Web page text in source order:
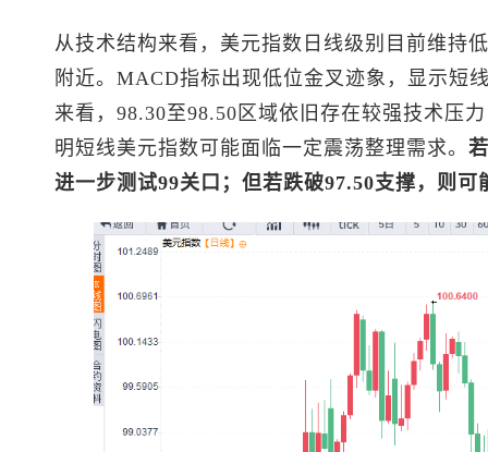
从技术结构来看， 美元指数 日线级别目前维持
附近。MACD指标出现低位金叉迹象，显示短
来看，98.30至98.50区域依旧存在较强技术压
明短线美元指数 可能面临一定震荡整理需求。
进一步测试99关口；但若跌破97.50支撑，则可